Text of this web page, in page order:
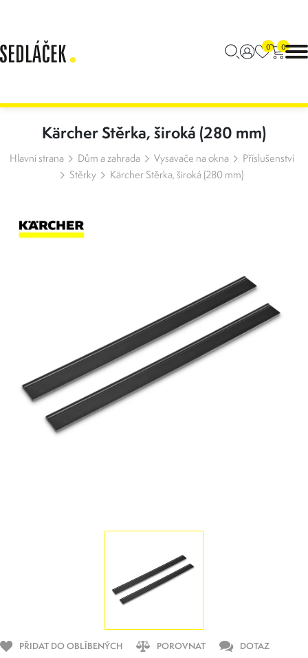
0 0
Kärcher Stěrka, široká (280 mm)
Hlavní strana Dům a zahrada Vysavače na okna
Příslušenství
Stěrky
Kärcher Stěrka, široká (280 mm)
PŘIDAT DO OBLÍBENÝCH POROVNAT DOTAZ